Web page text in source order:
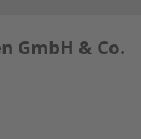
GmbH & Co.